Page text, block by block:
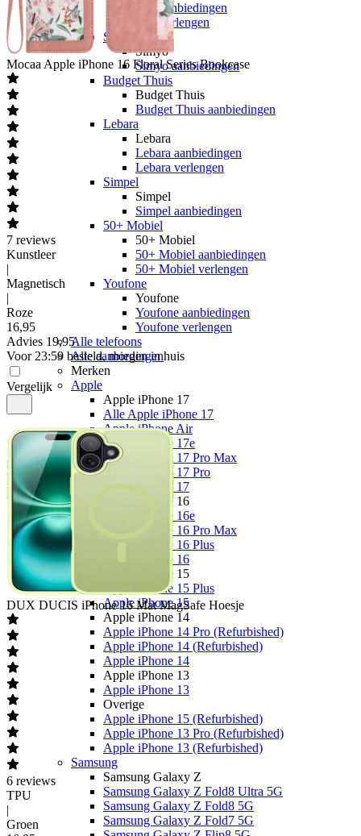
Ben aanbiedingen
Ben verlengen
Simyo
Simyo
Simyo aanbiedingen
Budget Thuis
Budget Thuis
Budget Thuis aanbiedingen
Lebara
Lebara
Lebara aanbiedingen
Lebara verlengen
Simpel
Simpel
Simpel aanbiedingen
50+ Mobiel
50+ Mobiel
50+ Mobiel aanbiedingen
50+ Mobiel verlengen
Youfone
Youfone
Youfone aanbiedingen
Youfone verlengen
Alle telefoons
Alle aanbiedingen
Merken
Apple
Apple iPhone 17
Alle Apple iPhone 17
Apple iPhone Air
Apple iPhone 17e
Apple iPhone 17 Pro Max
Apple iPhone 17 Pro
Apple iPhone 17
Apple iPhone 16
Apple iPhone 16e
Apple iPhone 16 Pro Max
Apple iPhone 16 Plus
Apple iPhone 16
Apple iPhone 15
Apple iPhone 15 Plus
Apple iPhone 15
Apple iPhone 14
Apple iPhone 14 Pro (Refurbished)
Apple iPhone 14 (Refurbished)
Apple iPhone 14
Apple iPhone 13
Apple iPhone 13
Overige
Apple iPhone 15 (Refurbished)
Apple iPhone 13 Pro (Refurbished)
Apple iPhone 13 (Refurbished)
Samsung
Samsung Galaxy Z
Samsung Galaxy Z Fold8 Ultra 5G
Samsung Galaxy Z Fold8 5G
Samsung Galaxy Z Fold7 5G
Mocaa Apple iPhone 16 Floral Series Bookcase
7 reviews
Kunstleer
|
Magnetisch
|
Roze
16,95
Advies 19,95
Voor 23:59 besteld, morgen in huis
Vergelijk
DUX DUCIS iPhone 16 Mat MagSafe Hoesje
6 reviews
TPU
|
Groen